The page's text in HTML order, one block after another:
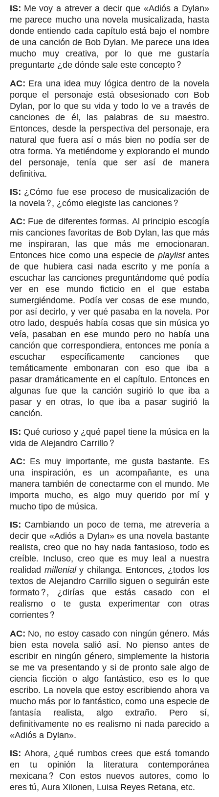
IS: Me voy a atrever a decir que «Adiós a Dylan»
me parece mucho una novela musicalizada, hasta
donde entiendo cada capítulo está bajo el nombre
de una canción de Bob Dylan. Me parece una idea
mucho muy creativa, por lo que me gustaría
preguntarte ¿de dónde sale este concepto?
AC: Era una idea muy lógica dentro de la novela
porque el personaje está obsesionado con Bob
Dylan, por lo que su vida y todo lo ve a través de
canciones de él, las palabras de su maestro.
Entonces, desde la perspectiva del personaje, era
natural que fuera así o más bien no podía ser de
otra forma. Ya metiéndome y explorando el mundo
del personaje, tenía que ser así de manera
definitiva.
IS: ¿Cómo fue ese proceso de musicalización de
la novela?, ¿cómo elegiste las canciones?
AC: Fue de diferentes formas. Al principio escogía
mis canciones favoritas de Bob Dylan, las que más
me inspiraran, las que más me emocionaran.
Entonces hice como una especie deplaylistantes
de que hubiera casi nada escrito y me ponía a
escuchar las canciones preguntándome qué podía
ver en ese mundo ficticio en el que estaba
sumergiéndome. Podía ver cosas de ese mundo,
por así decirlo, y ver qué pasaba en la novela. Por
otro lado, después había cosas que sin música yo
veía, pasaban en ese mundo pero no había una
canción que correspondiera, entonces me ponía a
escuchar específicamente canciones que
temáticamente embonaran con eso que iba a
pasar dramáticamente en el capítulo. Entonces en
algunas fue que la canción sugirió lo que iba a
pasar y en otras, lo que iba a pasar sugirió la
canción.
IS:Qué curioso y ¿qué papel tiene la música en la
vida de Alejandro Carrillo?
AC: Es muy importante, me gusta bastante. Es
una inspiración, es un acompañante, es una
manera también de conectarme con el mundo. Me
importa mucho, es algo muy querido por mí y
mucho tipo de música.
IS: Cambiando un poco de tema, me atrevería a
decir que «Adiós a Dylan» es una novela bastante
realista, creo que no hay nada fantasioso, todo es
creíble. Incluso, creo que es muy leal a nuestra
realidad millenialy chilanga. Entonces, ¿todos los
textos de Alejandro Carrillo siguen o seguirán este
formato?, ¿dirías que estás casado con el
realismo o te gusta experimentar con otras
corrientes?
AC: No, no estoy casado con ningún género. Más
bien esta novela salió así. No pienso antes de
escribir en ningún género, simplemente la historia
se me va presentando y si de pronto sale algo de
ciencia ficción o algo fantástico, eso es lo que
escribo. La novela que estoy escribiendo ahora va
mucho más por lo fantástico, como una especie de
fantasía realista, algo extraño. Pero sí,
definitivamente no es realismo ni nada parecido a
«Adiós a Dylan».
IS: Ahora, ¿qué rumbos crees que está tomando
en tu opinión la literatura contemporánea
mexicana? Con estos nuevos autores, como lo
eres tú, Aura Xilonen, Luisa Reyes Retana, etc.